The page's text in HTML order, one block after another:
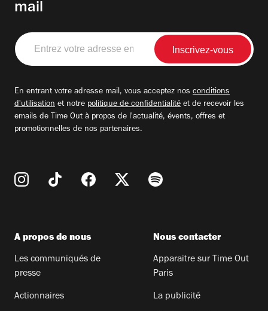
mail
Entrez
votre
adresse
En entrant votre adresse mail, vous acceptez nos conditions
d'utilisation et notre politique de confidentialité et de recevoir les
emails de Time Out à propos de l'actualité, évents, offres et
promotionnelles de nos partenaires.
A propos de nous
Les communiqués de
presse
Actionnaires
Nous contacter
Apparaitre sur Time Out
Paris
La publicité